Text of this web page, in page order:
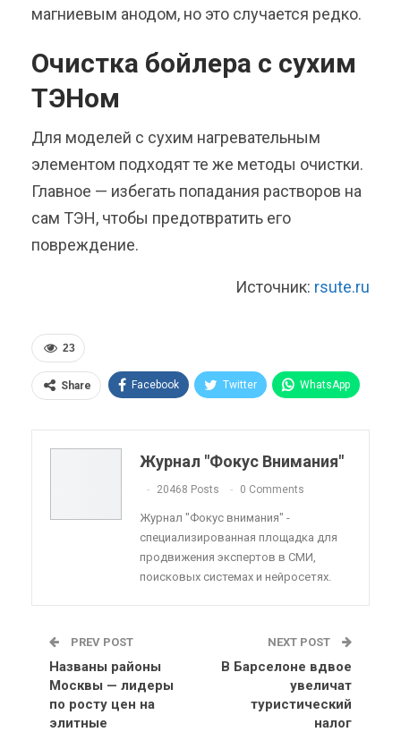
магниевым анодом, но это случается редко.
Очистка бойлера с сухим
ТЭНом
Для моделей с сухим нагревательным
элементом подходят те же методы очистки.
Главное — избегать попадания растворов на
сам ТЭН, чтобы предотвратить его
повреждение.
Источник: rsute.ru
23
Share Facebook Twitter WhatsApp
Telegram Viber
Linkedin Tumblr
Журнал "Фокус Внимания"
20468 Posts 0 Comments
Журнал "Фокус внимания" -
специализированная площадка для
продвижения экспертов в СМИ,
поисковых системах и нейросетях.
PREV POST
Названы районы
Москвы — лидеры
по росту цен на
элитные
NEXT POST
В Барселоне вдвое
увеличат
туристический
налог